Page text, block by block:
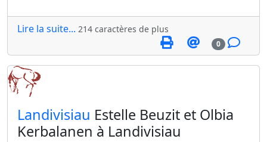
Lire la suite... 214 caractères de plus
0
​Landivisiau Estelle Beuzit et Olbia
Kerbalanen à Landivisiau